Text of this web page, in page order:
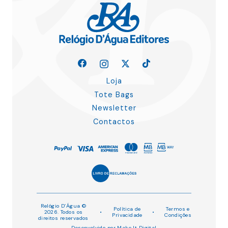
Loja
Tote Bags
Newsletter
Contactos
Relógio D’Água ©
2026. Todos os
direitos reservados
•
Política de
Privacidade
•
Termos e
Condições